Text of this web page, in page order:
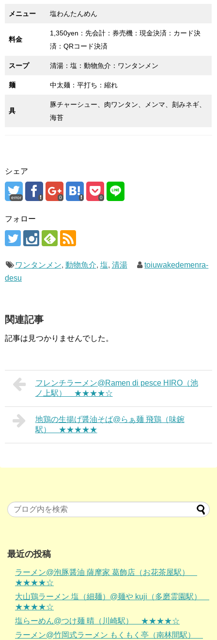
メニュー 塩わんたんめん
料金
1,350yen：先会計：券売機：現金決済：カード決
済：QRコード決済
スープ 清湯：塩：動物魚介：ワンタンメン
麺 中太麺：平打ち：縮れ
具
豚チャーシュー、肉ワンタン、メンマ、刻みネギ、
海苔
シェア
error 0 0
フォロー
ワンタンメン, 動物魚介, 塩, 清湯
toiuwakedemenra-
desu
関連記事
記事は見つかりませんでした。
フレンチラーメン@Ramen di pesce HIRO（池
ノ上駅） ★★★★☆
地鶏の生揚げ醤油そば@らぁ麺 飛鶏（味鋺
駅） ★★★★★
最近の投稿
ラーメン@泡豚醤油 薩摩家 葛飾店（お花茶屋駅）
★★★★☆
大山鶏ラーメン 塩（細麺）@麺や kuji（多磨霊園駅）
★★★★☆
塩らーめん@つけ麺 晴（川崎駅） ★★★★☆
ラーメン@竹岡式ラーメン もくもく亭（南林間駅）